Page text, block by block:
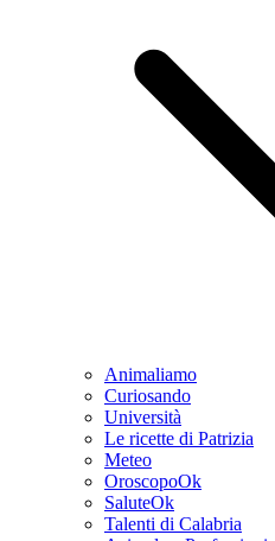
Animaliamo
Curiosando
Università
Le ricette di Patrizia
Meteo
OroscopoOk
SaluteOk
Talenti di Calabria